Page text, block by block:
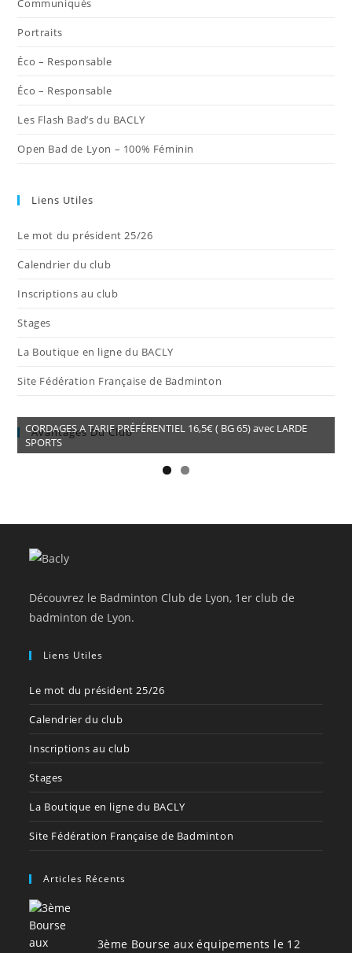
Portraits
Éco – Responsable
Éco – Responsable
Les Flash Bad’s du BACLY
Open Bad de Lyon – 100% Féminin
Liens Utiles
Le mot du président 25/26
Calendrier du club
Inscriptions au club
Stages
La Boutique en ligne du BACLY
Site Fédération Française de Badminton
Avantages Du Club
CORDAGES A TARIF PRÉFÉRENTIEL 16,5€ ( BG 65) avec LARDE
SPORTS
Découvrez le Badminton Club de Lyon, 1er club de
badminton de Lyon.
Liens Utiles
Le mot du président 25/26
Calendrier du club
Inscriptions au club
Stages
La Boutique en ligne du BACLY
Site Fédération Française de Badminton
Articles Récents
3ème Bourse aux équipements le 12